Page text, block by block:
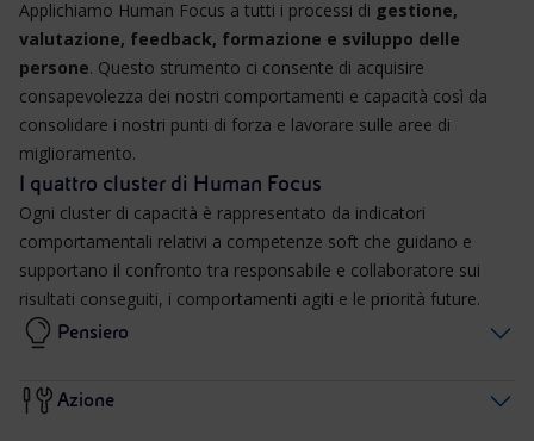
Applichiamo Human Focus a tutti i processi di gestione,
valutazione, feedback, formazione e sviluppo delle
persone. Questo strumento ci consente di acquisire
consapevolezza dei nostri comportamenti e capacità così da
consolidare i nostri punti di forza e lavorare sulle aree di
miglioramento.
I quattro cluster di Human Focus
Ogni cluster di capacità è rappresentato da indicatori
comportamentali relativi a competenze soft che guidano e
supportano il confronto tra responsabile e collaboratore sui
risultati conseguiti, i comportamenti agiti e le priorità future.
Pensiero
Azione